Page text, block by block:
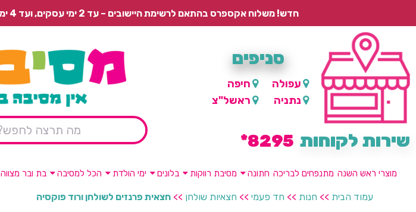
חדש! משלוח אקספרס בהתאם לרשימת היישובים – עד 2 ימי עסקים, ועד 4 ימי עסקים למוצרים ממותגים. משלוח רגיל בתשלום או איסוף עצמי חינם.
סניפים
עפולה
חיפה
נתניה
ראשל"צ
שירות לקוחות 8295*
מוצרי ראש השנה מתנפחים לבריכה חתונה מסיבת רווקות בלונים ימי הולדת הכל למסיבה בת ובר מצווה
עמוד הבית >> חנות >> חד פעמי >> חצאיות שולחן >> חצאית פרנזים לשולחן ורוד פוקסיה